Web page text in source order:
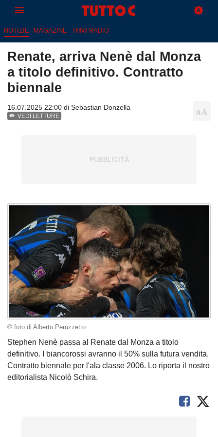
NOTIZIE MAGAZINE TMW RADIO
Renate, arriva Nenè dal Monza
a titolo definitivo. Contratto
biennale
16.07.2025 22:00 di Sebastian Donzella
VEDI LETTURE
© foto di Alberto Peruzzetto
Stephen Nenè passa al Renate dal Monza a titolo
definitivo. I biancorossi avranno il 50% sulla futura vendita.
Contratto biennale per l'ala classe 2006. Lo riporta il nostro
editorialista Nicolò Schira.